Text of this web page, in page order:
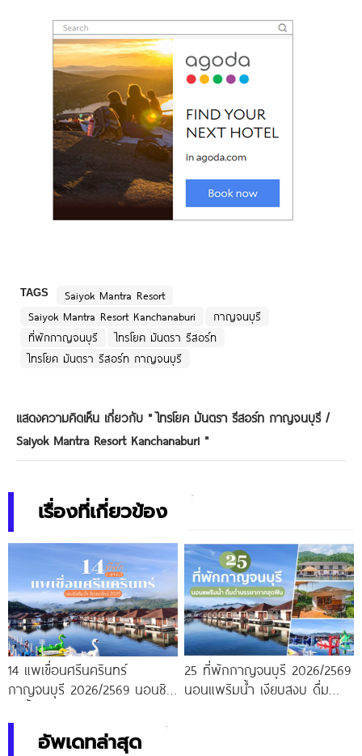
TAGS
Saiyok Mantra Resort
Saiyok Mantra Resort Kanchanaburi
กาญจนบุรี
ที่พักกาญจนบุรี
ไทรโยค มันตรา รีสอร์ท
ไทรโยค มันตรา รีสอร์ท กาญจนบุรี
แสดงความคิดเห็น เกี่ยวกับ "ไทรโยค มันตรา รีสอร์ท กาญจนบุรี /
Saiyok Mantra Resort Kanchanaburi "
เรื่องที่เกี่ยวข้อง
14 แพเขื่อนศรีนครินทร์
กาญจนบุรี 2026/2569 นอนชิล
25 ที่พักกาญจนบุรี 2026/2569
นอนแพริมน้ำ เงียบสงบ ดื่มด่ำ
อัพเดทล่าสุด